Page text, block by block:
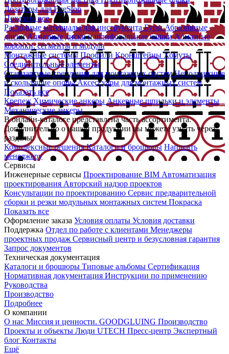
Дозаторы для FireStop
Показать все
Расходные материалы для инструментаБурыАбразивные
дискиАлмазные диски и шлифовальные чашкиАлмазные
коронки, сегменты и модули
Монтажные системы Профили КронштейныХомуты
Соединительные элементы
Стандартные крепления для монтажных системНеподвижные
и скользящие опорыАксессуары для монтажных систем
Показать все
КрепежХимические анкеры Анкерные шпильки и элементы
Механические анкеры
В онлайн-каталоге представлена часть ассортимента.
Дополнительно о нашей продукции вы можете узнать через
разделы:
Комплексные решения Каталоги и брошюры Написать
менеджеру
Сервисы
Инженерные сервисы Проектирование BIM Автоматизация
проектирования Авторский надзор проектов
Консультации по проектированию Сервис предварительной
сборки и резки модульных монтажных систем Покраска
Показать все
Оформление заказа Условия оплаты Условия доставки
Поддержка Отдел по работе с клиентами Менеджеры
проектных продаж Сервисный центр и безусловная гарантия
Запрос документов
Техническая документация
Каталоги и брошюры Типовые альбомы Сертификация
Нормативная документация Инструкции по применению
Руководства
Производство
Подробнее
О компании
О нас Миссия и ценности. GOODGLUING Производство
Проекты и объекты Люди UTECH Пресс-центр Экспертный
блог Контакты
Ещё